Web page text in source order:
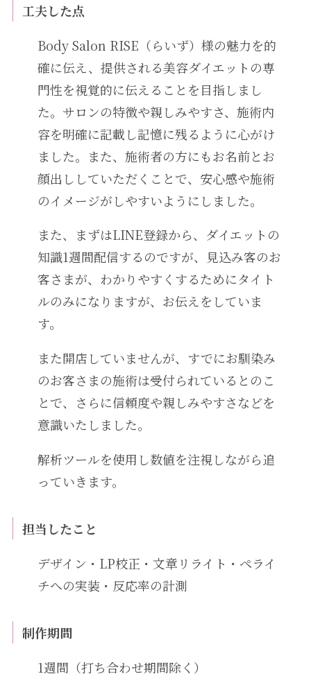
工夫した点
Body Salon RISE（らいず）様の魅力を的
確に伝え、提供される美容ダイエットの専
門性を視覚的に伝えることを目指しまし
た。サロンの特徴や親しみやすさ、施術内
容を明確に記載し記憶に残るように心がけ
ました。また、施術者の方にもお名前とお
顔出ししていただくことで、安心感や施術
のイメージがしやすいようにしました。
また、まずはLINE登録から、ダイエットの
知識1週間配信するのですが、見込み客のお
客さまが、わかりやすくするためにタイト
ルのみになりますが、お伝えをしていま
す。
また開店していませんが、すでにお馴染み
のお客さまの施術は受付られているとのこ
とで、さらに信頼度や親しみやすさなどを
意識いたしました。
解析ツールを使用し数値を注視しながら追
っていきます。
担当したこと
デザイン・LP校正・文章リライト・ペライ
チへの実装・反応率の計測
制作期間
1週間（打ち合わせ期間除く）